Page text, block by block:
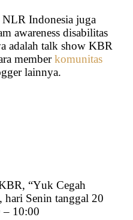
NLR Indonesia juga
awareness disabilitas
adalah talk show KBR
memberkomunitas
lainnya.
“Yuk Cegah
hari Senin tanggal 20
– 10:00